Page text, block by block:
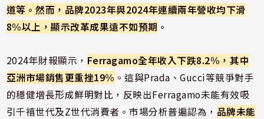
道等。然而，品牌2023年與2024年連續兩年營收均下滑
8%以上，顯示改革成果遠不如預期 。
2024年財報顯示， Ferragamo全年收入下跌8.2%，其中
亞洲市場銷售更重挫19% 。這與Prada、Gucci等競爭對手
的穩健增長形成鮮明對比，反映出Ferragamo未能有效吸
引千禧世代及Z世代消費者。市場分析普遍認為， 品牌未能